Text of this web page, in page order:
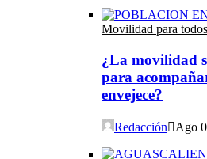
Movilidad para todos
¿La movilidad
para
envejece?
Redacción Ago